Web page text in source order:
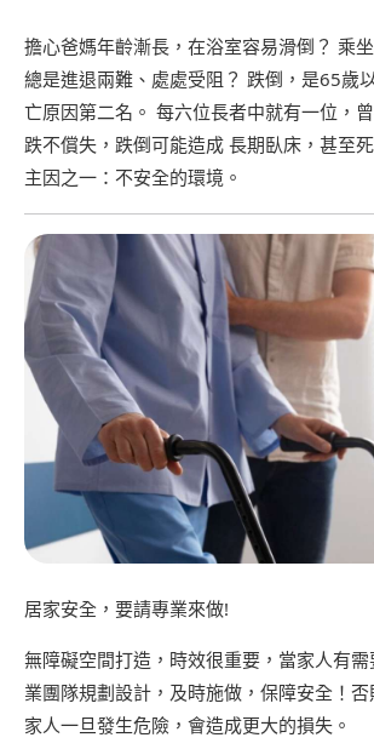
擔心爸媽年齡漸長，在浴室容易滑倒？ 乘
總是進退兩難、處處受阻？ 跌倒，是65歲
亡原因第二名。 每六位長者中就有一位，
跌不償失，跌倒可能造成 長期臥床，甚至
主因之一：不安全的環境。
居家安全，要請專業來做!
無障礙空間打造，時效很重要，當家人有
業團隊規劃設計，及時施做，保障安全！否
家人一旦發生危險，會造成更大的損失。